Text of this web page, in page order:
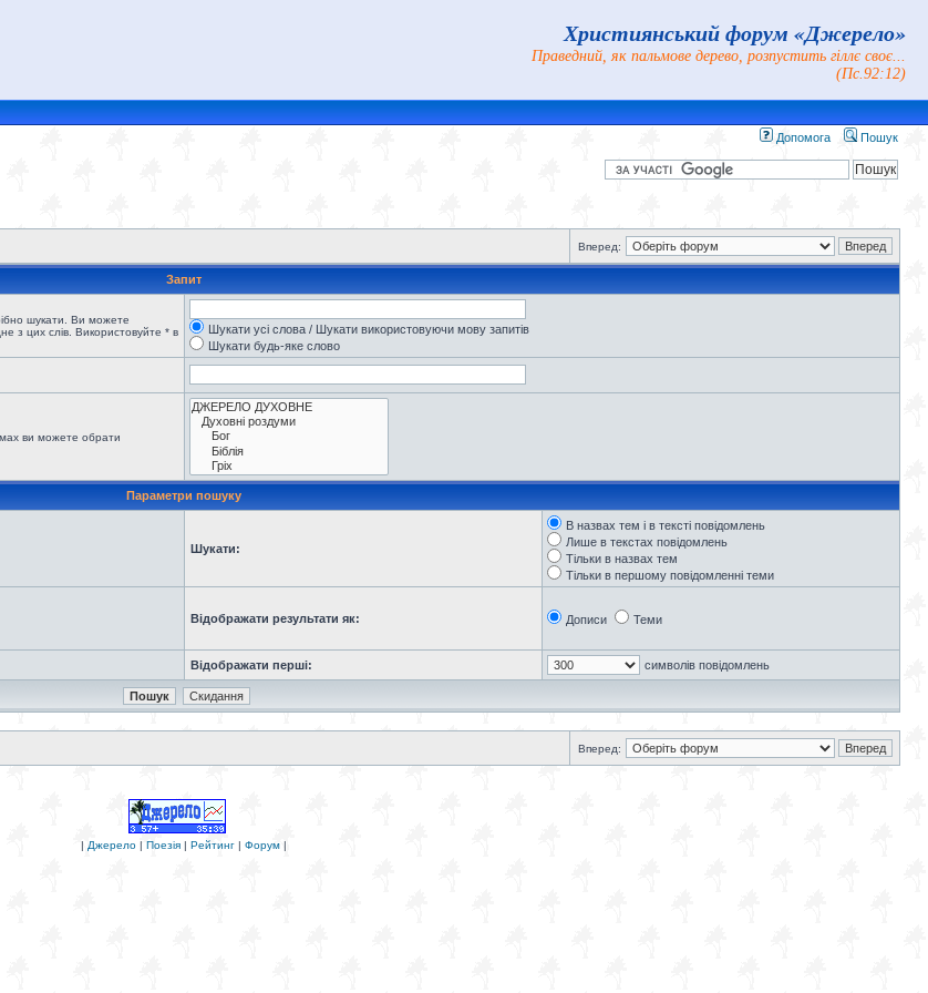
Християнський форум «Джерело»
Праведний, як пальмове дерево, розпустить гіллє своє...
(Пс.92:12)
Допомога Пошук
Вперед:
Запит
шукати. Ви можете
з цих слів. Використовуйте * в
Шукати усі слова / Шукати використовуючи мову запитів
Шукати будь-яке слово
ви можете обрати
Параметри пошуку
Шукати:
В назвах тем і в тексті повідомлень
Лише в текстах повідомлень
Тільки в назвах тем
Тільки в першому повідомленні теми
Відображати результати як: Дописи Теми
Відображати перші: символів повідомлень
Вперед:
| Джерело | Поезія | Рейтинг | Форум |